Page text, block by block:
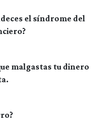
el síndrome del
malgastas tu dinero